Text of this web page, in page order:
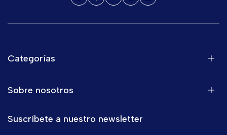
Categorías
Sobre nosotros
Suscríbete a nuestro newsletter